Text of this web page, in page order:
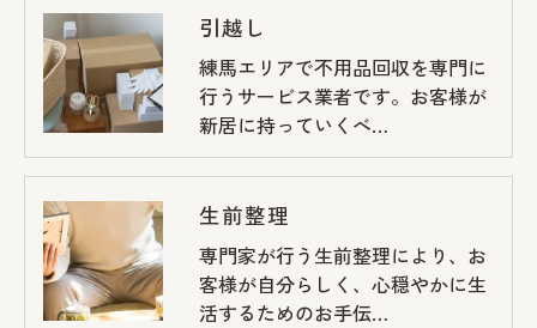
引越し
練馬エリアで不用品回収を専門に
行うサービス業者です。お客様が
新居に持っていくべ…
生前整理
専門家が行う生前整理により、お
客様が自分らしく、心穏やかに生
活するためのお手伝…